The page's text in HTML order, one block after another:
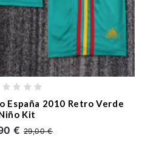
España 2010 Retro Verde
Kit
€29,00 €